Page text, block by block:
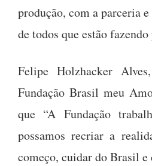
produção, com a parceria
de todos que estão
Felipe Holzhacker
Fundação Brasil meu
que “A Fundação
possamos recriar a
começo, cuidar do Brasil e